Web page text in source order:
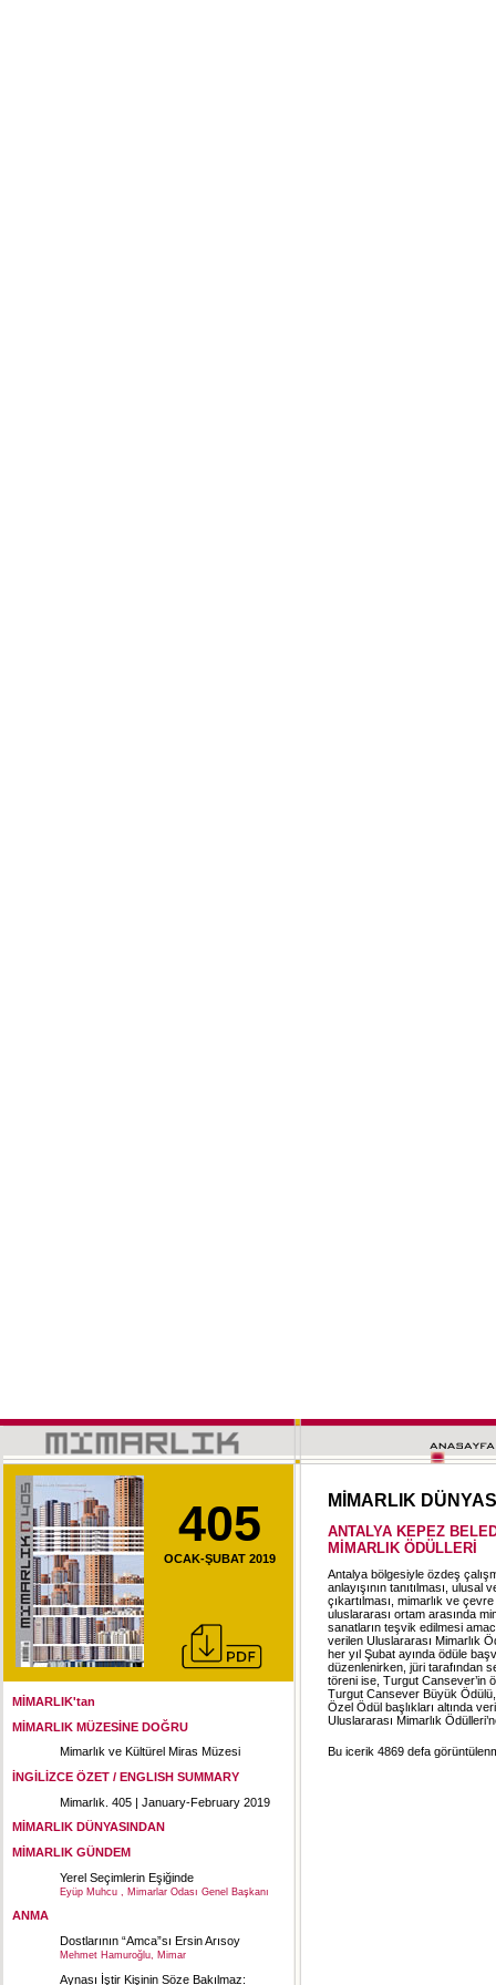
405
OCAK-ŞUBAT 2019
MİMARLIK'tan
MİMARLIK MÜZESİNE DOĞRU
Mimarlık ve Kültürel Miras Müzesi
İNGİLİZCE ÖZET / ENGLISH SUMMARY
Mimarlık. 405 | January-February 2019
MİMARLIK DÜNYASINDAN
MİMARLIK GÜNDEM
Yerel Seçimlerin Eşiğinde
Eyüp Muhcu , Mimarlar Odası Genel Başkanı
ANMA
Dostlarının “Amca”sı Ersin Arısoy
Mehmet Hamuroğlu, Mimar
Aynası İştir Kişinin Söze Bakılmaz:
MİMARLIK
ANTALYA KEPEZ
MİMARLIK ÖDÜLLERİ
Antalya bölgesiyle özdeş
anlayışının tanıtılması,
çıkartılması, mimarlık ve
uluslararası ortam arasında
sanatların teşvik edilmesi
verilen Uluslararası Mimarlık
her yıl Şubat ayında ödüle
düzenlenirken, jüri tarafından
töreni ise, Turgut Cansever’in
Turgut Cansever Büyük
Özel Ödül başlıkları altında
Uluslararası Mimarlık
Bu icerik 4869 defa